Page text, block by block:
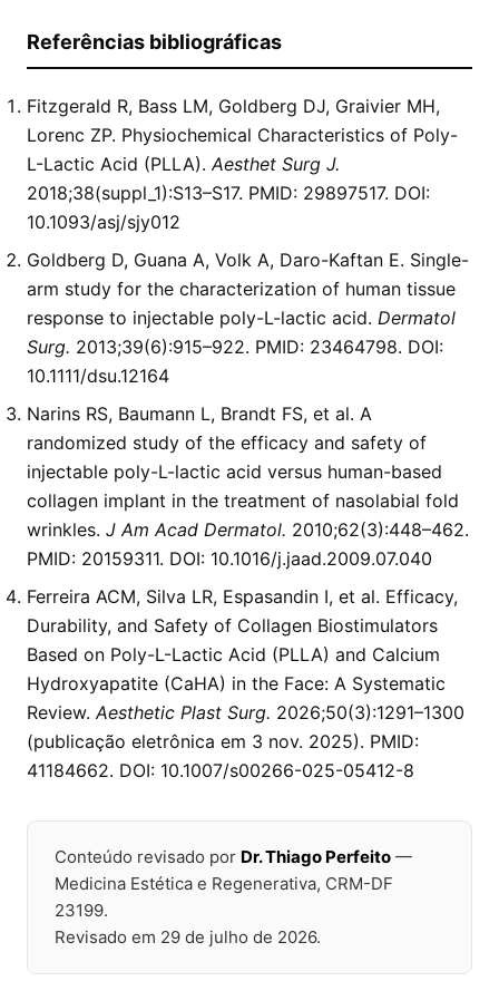
Referências bibliográficas
Fitzgerald R, Bass LM, Goldberg DJ, Graivier MH,
Lorenc ZP. Physiochemical Characteristics of Poly-
L-Lactic Acid (PLLA). Aesthet Surg J.
2018;38(suppl_1):S13–S17. PMID: 29897517. DOI:
10.1093/asj/sjy012
Goldberg D, Guana A, Volk A, Daro-Kaftan E. Single-
arm study for the characterization of human tissue
response to injectable poly-L-lactic acid. Dermatol
Surg. 2013;39(6):915–922. PMID: 23464798. DOI:
10.1111/dsu.12164
Narins RS, Baumann L, Brandt FS, et al. A
randomized study of the efficacy and safety of
injectable poly-L-lactic acid versus human-based
collagen implant in the treatment of nasolabial fold
wrinkles. J Am Acad Dermatol. 2010;62(3):448–462.
PMID: 20159311. DOI: 10.1016/j.jaad.2009.07.040
Ferreira ACM, Silva LR, Espasandin I, et al. Efficacy,
Durability, and Safety of Collagen Biostimulators
Based on Poly-L-Lactic Acid (PLLA) and Calcium
Hydroxyapatite (CaHA) in the Face: A Systematic
Review. Aesthetic Plast Surg. 2026;50(3):1291–1300
(publicação eletrônica em 3 nov. 2025). PMID:
41184662. DOI: 10.1007/s00266-025-05412-8
Conteúdo revisado por Dr. Thiago Perfeito —
Medicina Estética e Regenerativa, CRM-DF
23199.
Revisado em 29 de julho de 2026.